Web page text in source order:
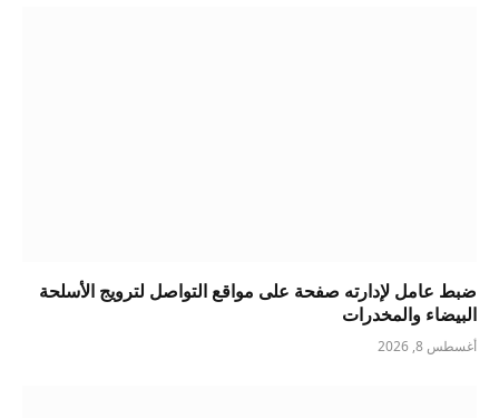
ضبط عامل لإدارته صفحة على مواقع التواصل لترويج الأسلحة
البيضاء والمخدرات
أغسطس 8, 2026